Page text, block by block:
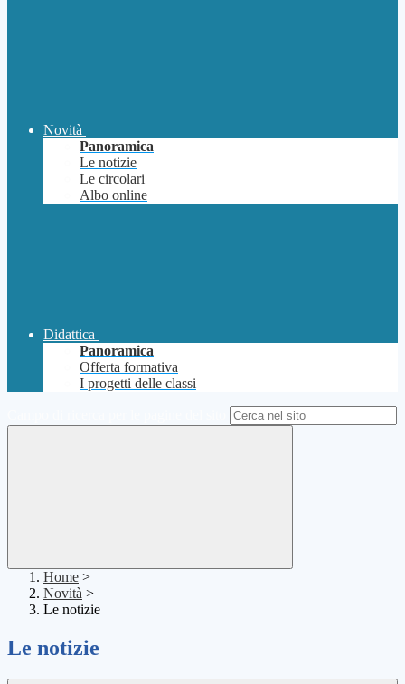
Novità
Panoramica
Le notizie
Le circolari
Albo online
Didattica
Panoramica
Offerta formativa
I progetti delle classi
Home >
Novità >
Le notizie
Le notizie